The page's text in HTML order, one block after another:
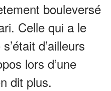
bouleversé
Celle qui a le
d’ailleurs
lors d’une
dit plus.